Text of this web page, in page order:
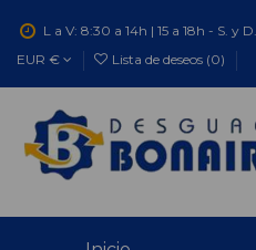
L a V: 8:30 a 14h | 15 a 18h - S. y
EUR €
Lista de deseos (0)